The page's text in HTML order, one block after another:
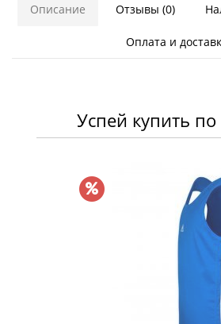
Описание Отзывы (0)
Оплата и
Успей купить по